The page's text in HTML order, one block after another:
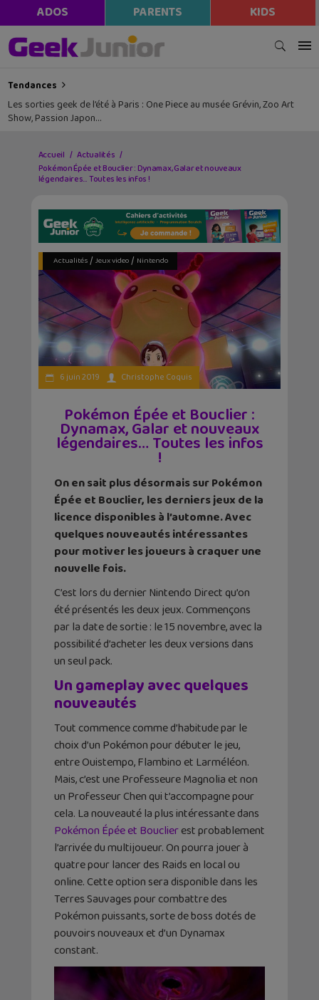
ADOS PARENTS KIDS
Tendances
Les sorties geek de l’été à Paris : One Piece au musée Grévin, Zoo Art
Show, Passion Japon…
Accueil
Actualités
Pokémon Épée et Bouclier : Dynamax, Galar et nouveaux
légendaires… Toutes les infos !
Actualités/ Jeux video/ Nintendo
6 juin 2019 Christophe Coquis
Pokémon Épée et Bouclier :
Dynamax, Galar et nouveaux
légendaires… Toutes les infos
!
On en sait plus désormais sur Pokémon
Épée et Bouclier, les derniers jeux de la
licence disponibles à l’automne. Avec
quelques nouveautés intéressantes
pour motiver les joueurs à craquer une
nouvelle fois.
C’est lors du dernier Nintendo Direct qu’on
été présentés les deux jeux. Commençons
par la date de sortie : le 15 novembre, avec la
possibilité d’acheter les deux versions dans
un seul pack.
Un gameplay avec quelques
nouveautés
Tout commence comme d’habitude par le
choix d’un Pokémon pour débuter le jeu,
entre Ouistempo, Flambino et Larméléon.
Mais, c’est une Professeure Magnolia et non
un Professeur Chen qui t’accompagne pour
cela. La nouveauté la plus intéressante dans
Pokémon Épée et Bouclierest probablement
l’arrivée du multijoueur. On pourra jouer à
quatre pour lancer des Raids en local ou
online. Cette option sera disponible dans les
Terres Sauvages pour combattre des
Pokémon puissants, sorte de boss dotés de
pouvoirs nouveaux et d’un Dynamax
constant.